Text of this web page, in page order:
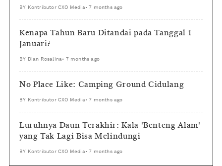
BY Kontributor CXO Media•7 months ago
Kenapa Tahun Baru Ditandai pada Tanggal 1
Januari?
BY Dian Rosalina• 7 months ago
No Place Like: Camping Ground Cidulang
BY Kontributor CXO Media•7 months ago
Luruhnya Daun Terakhir: Kala 'Benteng Alam'
yang Tak Lagi Bisa Melindungi
BY Kontributor CXO Media•7 months ago